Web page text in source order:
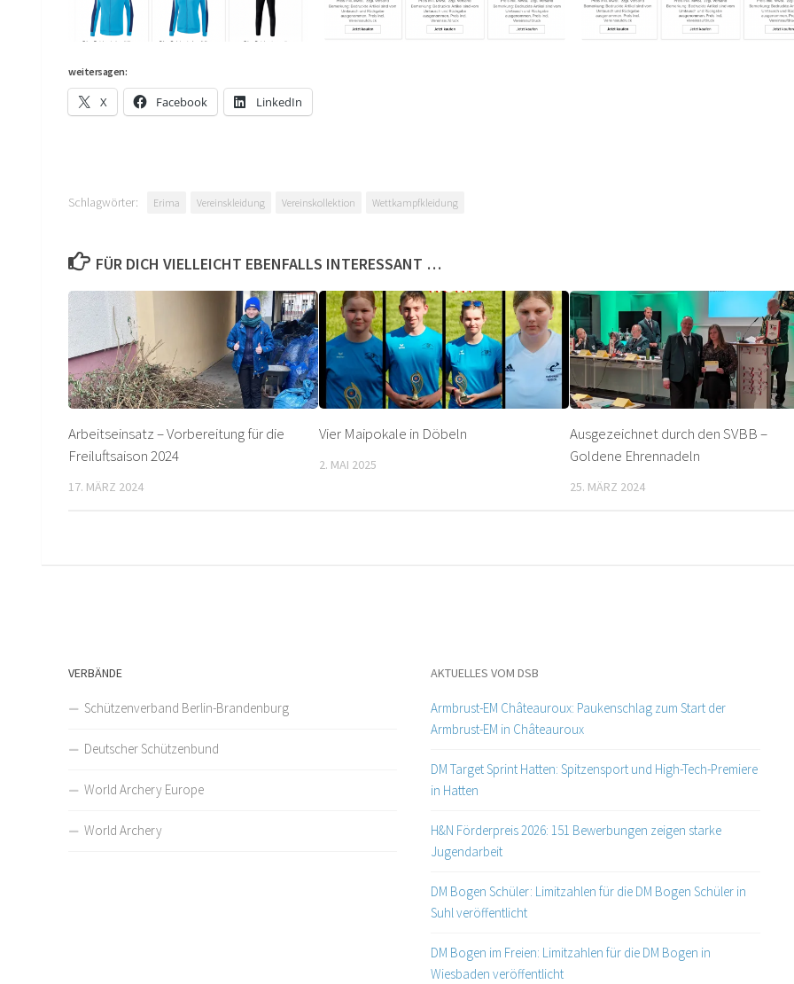
weitersagen:
X Facebook LinkedIn
Schlagwörter: Erima Vereinskleidung Vereinskollektion Wettkampfkleidung
FÜR DICH VIELLEICHT EBENFALLS INTERESSANT …
Arbeitseinsatz – Vorbereitung für die
Freiluftsaison 2024
17. MÄRZ 2024
Vier Maipokale in Döbeln
2. MAI 2025
Ausgezeichnet durch den SVBB –
Goldene Ehrennadeln
25. MÄRZ 2024
VERBÄNDE
Schützenverband Berlin-Brandenburg
Deutscher Schützenbund
World Archery Europe
World Archery
AKTUELLES VOM DSB
Armbrust-EM Châteauroux: Paukenschlag zum Start der
Armbrust-EM in Châteauroux
DM Target Sprint Hatten: Spitzensport und High-Tech-Premiere
in Hatten
H&N Förderpreis 2026: 151 Bewerbungen zeigen starke
Jugendarbeit
DM Bogen Schüler: Limitzahlen für die DM Bogen Schüler in
Suhl veröffentlicht
DM Bogen im Freien: Limitzahlen für die DM Bogen in
Wiesbaden veröffentlicht